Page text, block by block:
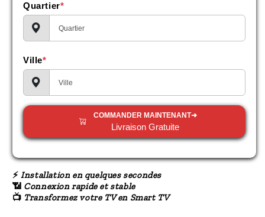
Quartier*
Ville*
COMMANDER MAINTENANT➜
Livraison Gratuite
⚡ Installation en quelques secondes
📶 Connexion rapide et stable
📺 Transformez votre TV en Smart TV